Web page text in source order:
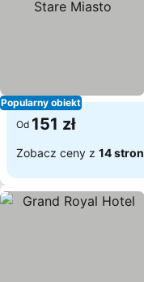
Popularny obiekt
Od 151 zł
Zobacz ceny z 14 stron